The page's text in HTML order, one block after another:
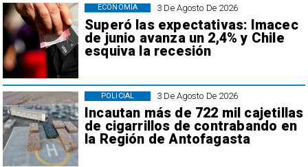
3 De Agosto De 2026
Superó las expectativas: Imacec
de junio avanza un 2,4% y Chile
esquiva la recesión
ECONOMÍA
3 De Agosto De 2026
Incautan más de 722 mil cajetillas
de cigarrillos de contrabando en
la Región de Antofagasta
POLICIAL